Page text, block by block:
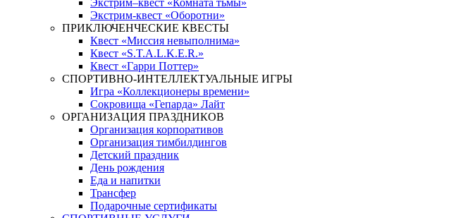
Экстрим–квест «Комната тьмы»
Экстрим-квест «Оборотни»
ПРИКЛЮЧЕНЧЕСКИЕ КВЕСТЫ
Квест «Миссия невыполнима»
Квест «S.T.A.L.K.E.R.»
Квест «Гарри Поттер»
СПОРТИВНО-ИНТЕЛЛЕКТУАЛЬНЫЕ ИГРЫ
Игра «Коллекционеры времени»
Сокровища «Гепарда» Лайт
ОРГАНИЗАЦИЯ ПРАЗДНИКОВ
Организация корпоративов
Организация тимбилдингов
Детский праздник
День рождения
Еда и напитки
Трансфер
Подарочные сертификаты